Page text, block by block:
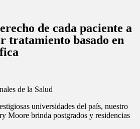
de cada paciente a
tratamiento basado en
de la Salud
universidades del país, nuestro
Moore brinda postgrados y residencias